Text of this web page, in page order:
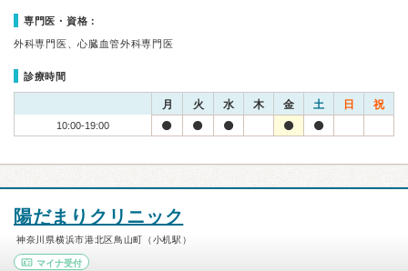
専門医・資格：
外科専門医、心臓血管外科専門医
診療時間
月 火 水 木 金 土 日 祝
10:00-19:00
陽だまりクリニック
神奈川県横浜市港北区鳥山町（小机駅）
マイナ受付